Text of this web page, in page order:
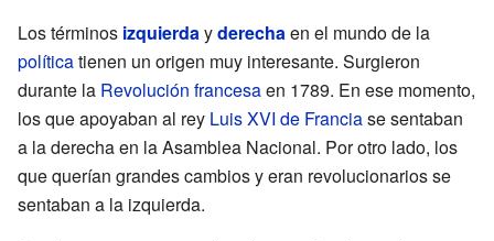
Los términos izquierdayderechaen el mundo de la
políticatienen un origen muy interesante. Surgieron
durante la Revolución francesaen 1789. En ese momento,
los que apoyaban al rey Luis XVI de Franciase sentaban
a la derecha en la Asamblea Nacional. Por otro lado, los
que querían grandes cambios y eran revolucionarios se
sentaban a la izquierda.